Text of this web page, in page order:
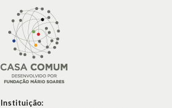
Instituição: